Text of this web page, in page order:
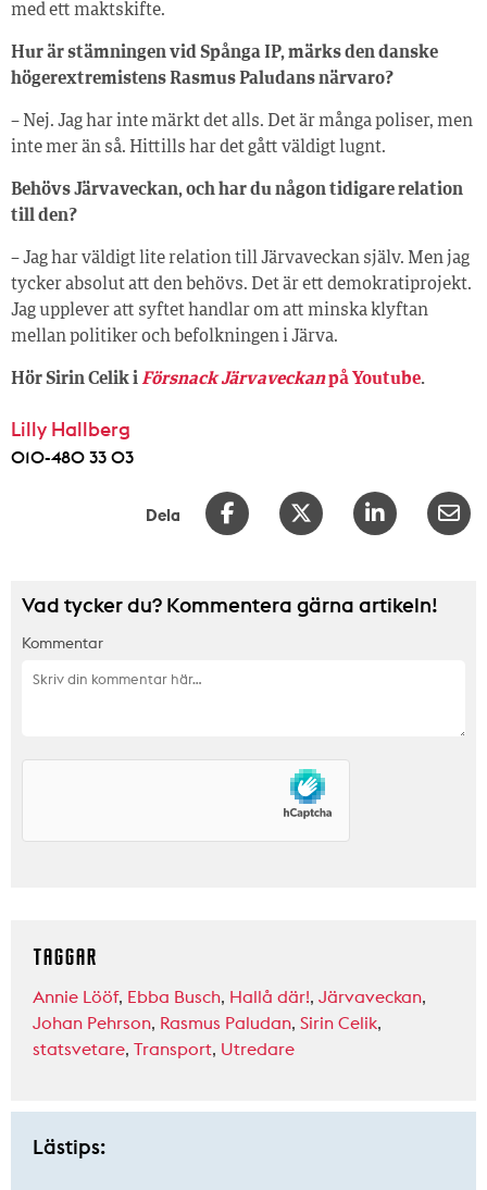
med ett maktskifte.
Hur är stämningen vid Spånga IP, märks den danske
högerextremistens Rasmus Paludans närvaro?
– Nej. Jag har inte märkt det alls. Det är många poliser, men
inte mer än så. Hittills har det gått väldigt lugnt.
Behövs Järvaveckan, och har du någon tidigare relation
till den?
– Jag har väldigt lite relation till Järvaveckan själv. Men jag
tycker absolut att den behövs. Det är ett demokratiprojekt.
Jag upplever att syftet handlar om att minska klyftan
mellan politiker och befolkningen i Järva.
Hör Sirin Celik iFörsnack Järvaveckanpå Youtube.
Lilly Hallberg
010-480 33 03
Dela
Vad tycker du? Kommentera gärna artikeln!
Kommentar
TAGGAR
Annie Lööf, Ebba Busch, Hallå där!, Järvaveckan,
Johan Pehrson, Rasmus Paludan, Sirin Celik,
statsvetare, Transport, Utredare
Lästips: